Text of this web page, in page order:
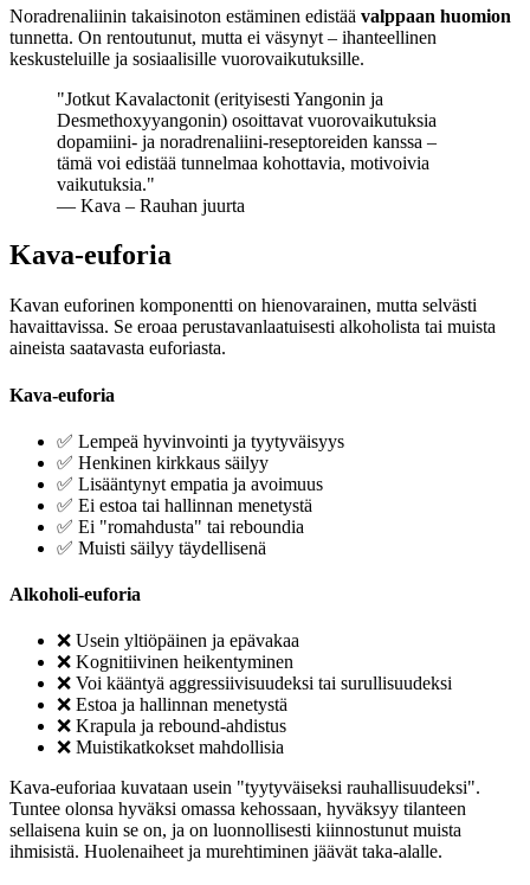
Noradrenaliinin takaisinoton estäminen edistää valppaan huomion
tunnetta. On rentoutunut, mutta ei väsynyt – ihanteellinen
keskusteluille ja sosiaalisille vuorovaikutuksille.
"Jotkut Kavalactonit (erityisesti Yangonin ja
Desmethoxyyangonin) osoittavat vuorovaikutuksia
dopamiini- ja noradrenaliini-reseptoreiden kanssa –
tämä voi edistää tunnelmaa kohottavia, motivoivia
vaikutuksia."
— Kava – Rauhan juurta
Kava-euforia
Kavan euforinen komponentti on hienovarainen, mutta selvästi
havaittavissa. Se eroaa perustavanlaatuisesti alkoholista tai muista
aineista saatavasta euforiasta.
Kava-euforia
✅ Lempeä hyvinvointi ja tyytyväisyys
✅ Henkinen kirkkaus säilyy
✅ Lisääntynyt empatia ja avoimuus
✅ Ei estoa tai hallinnan menetystä
✅ Ei "romahdusta" tai reboundia
✅ Muisti säilyy täydellisenä
Alkoholi-euforia
❌ Usein yltiöpäinen ja epävakaa
❌ Kognitiivinen heikentyminen
❌ Voi kääntyä aggressiivisuudeksi tai surullisuudeksi
❌ Estoa ja hallinnan menetystä
❌ Krapula ja rebound-ahdistus
❌ Muistikatkokset mahdollisia
Kava-euforiaa kuvataan usein "tyytyväiseksi rauhallisuudeksi".
Tuntee olonsa hyväksi omassa kehossaan, hyväksyy tilanteen
sellaisena kuin se on, ja on luonnollisesti kiinnostunut muista
ihmisistä. Huolenaiheet ja murehtiminen jäävät taka-alalle.